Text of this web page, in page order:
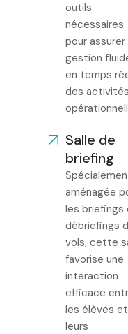
outils
nécessaires
pour assurer
gestion
en temps
des activités
Salle de
briefing
aménagée
les briefings
débriefings
vols, cette
favorise une
interaction
efficace
les élèves et
leurs